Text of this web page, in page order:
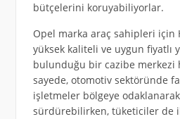
bütçelerini koruyabiliyorlar.
Opel marka araç sahipleri için
yüksek kaliteli ve uygun fiyatlı
bulunduğu bir cazibe merkezi
sayede, otomotiv sektöründe
işletmeler bölgeye
sürdürebilirken, tüketiciler de